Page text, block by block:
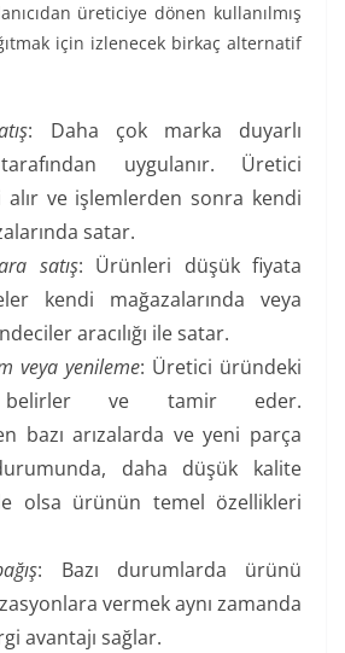
üreticiye dönen kullanılmış
için izlenecek birkaç alternatif
: Daha çok marka duyarlı
uygulanır. Üretici
ve işlemlerden sonra kendi
satar.
satış: Ürünleri düşük fiyata
kendi mağazalarında veya
aracılığı ile satar.
veya yenileme: Üretici üründeki
belirler ve tamir eder.
bazı arızalarda ve yeni parça
daha düşük kalite
olsa ürünün temel özellikleri
: Bazı durumlarda ürünü
vermek aynı zamanda
avantajı sağlar.